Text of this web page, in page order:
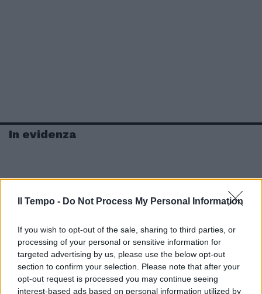
Il Tempo - Do Not Process My Personal Information
If you wish to opt-out of the sale, sharing to third parties, or
processing of your personal or sensitive information for
targeted advertising by us, please use the below opt-out
section to confirm your selection. Please note that after your
opt-out request is processed you may continue seeing
interest-based ads based on personal information utilized by
In evidenza